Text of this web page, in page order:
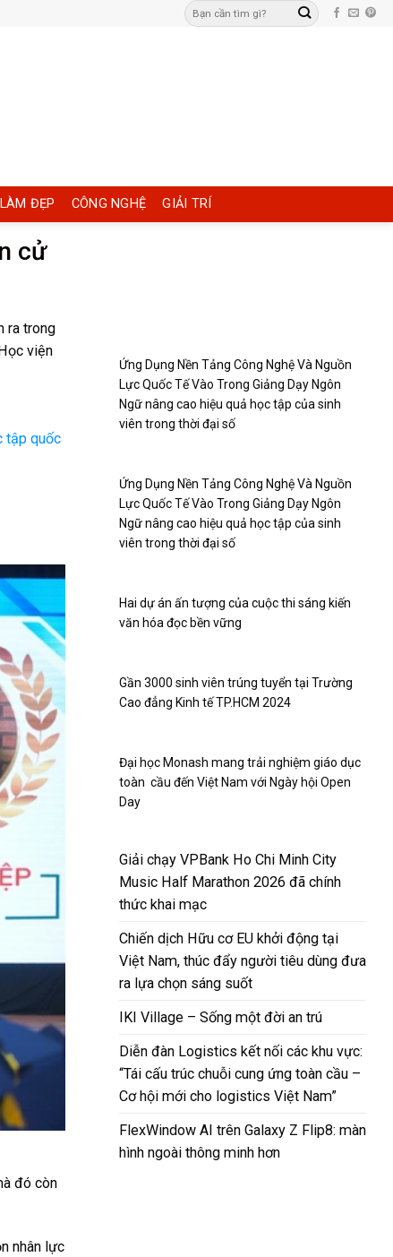
LÀM ĐẸP CÔNG NGHỆ GIẢI TRÍ
cử
ra trong
viện
tập quốc
đó còn
nhân lực
Ứng Dụng Nền Tảng Công Nghệ Và Nguồn
Lực Quốc Tế Vào Trong Giảng Dạy Ngôn
Ngữ nâng cao hiệu quả học tập của sinh
viên trong thời đại số
Ứng Dụng Nền Tảng Công Nghệ Và Nguồn
Lực Quốc Tế Vào Trong Giảng Dạy Ngôn
Ngữ nâng cao hiệu quả học tập của sinh
viên trong thời đại số
Hai dự án ấn tượng của cuộc thi sáng kiến
văn hóa đọc bền vững
Gần 3000 sinh viên trúng tuyển tại Trường
Cao đẳng Kinh tế TP.HCM 2024
Đại học Monash mang trải nghiệm giáo dục
toàn cầu đến Việt Nam với Ngày hội Open
Day
Giải chạy VPBank Ho Chi Minh City
Music Half Marathon 2026 đã chính
thức khai mạc
Chiến dịch Hữu cơ EU khởi động tại
Việt Nam, thúc đẩy người tiêu dùng đưa
ra lựa chọn sáng suốt
IKI Village – Sống một đời an trú
Diễn đàn Logistics kết nối các khu vực:
“Tái cấu trúc chuỗi cung ứng toàn cầu –
Cơ hội mới cho logistics Việt Nam”
FlexWindow AI trên Galaxy Z Flip8: màn
hình ngoài thông minh hơn